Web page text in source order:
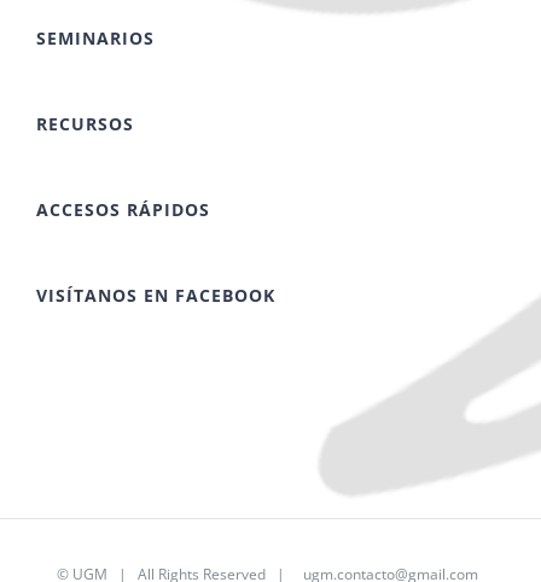
SEMINARIOS
RECURSOS
ACCESOS RÁPIDOS
VISÍTANOS EN FACEBOOK
© UGM | All Rights Reserved | ugm.contacto@gmail.com